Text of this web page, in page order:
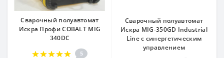
Сварочный полуавтомат
Искра Профи COBALT MIG
340DC
5
Сварочный полуавтомат
Искра MIG-350GD Industrial
Line с синергетическим
управлением